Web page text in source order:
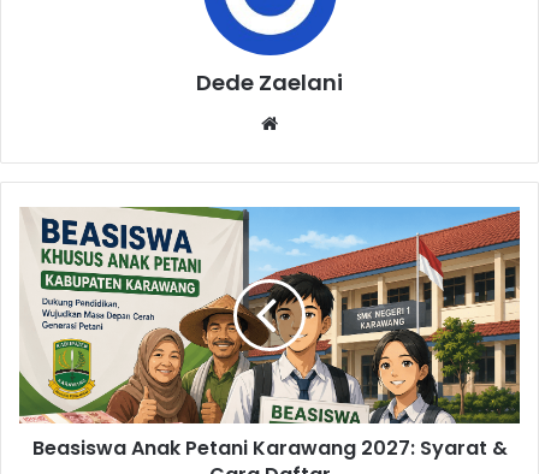
Dede Zaelani
Beasiswa
Anak
Petani
Karawang
2027:
Syarat
&
Cara
Daftar
Beasiswa Anak Petani Karawang 2027: Syarat &